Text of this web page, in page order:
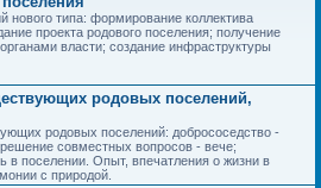
нового типа: формирование коллектива
проекта родового поселения; получение
власти; создание инфраструктуры
родовых поселений,
родовых поселений: добрососедство -
совместных вопросов - вече;
в поселении. Опыт, впечатления о жизни в
с природой.